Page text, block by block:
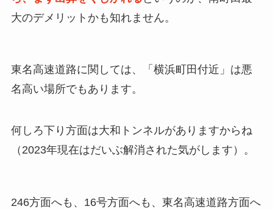
大のデメリットかも知れません。
東名高速道路に関しては、「横浜町田付近」は悪
名高い場所でもあります。
何しろ下り方面は大和トンネルがありますからね
（2023年現在はだいぶ解消された気がします）。
246方面へも、16号方面へも、東名高速道路方面へ